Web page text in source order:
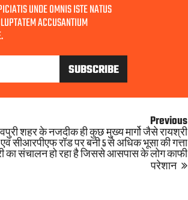
UNDE OMNIS ISTE NATUS
ACCUSANTIUM
Previous
शहर के नजदीक ही कुछ मुख्य मार्गो जैसे रायश्री
सीआरपीएफ रॉड पर बनी 5 से अधिक भूसा की गत्ता
का संचालन हो रहा है जिससे आसपास के लोग काफी
परेशान